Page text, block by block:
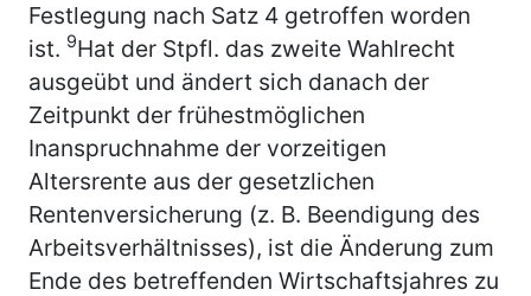
Festlegung nach Satz 4 getroffen worden
ist. 9Hat der Stpfl. das zweite Wahlrecht
ausgeübt und ändert sich danach der
Zeitpunkt der frühestmöglichen
Inanspruchnahme der vorzeitigen
Altersrente aus der gesetzlichen
Rentenversicherung (z. B. Beendigung des
Arbeitsverhältnisses), ist die Änderung zum
Ende des betreffenden Wirtschaftsjahres zu